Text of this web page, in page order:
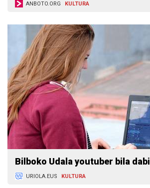
ANBOTO.ORG KULTURA
Bilboko Udala youtuber bila dabil
URIOLA.EUS KULTURA